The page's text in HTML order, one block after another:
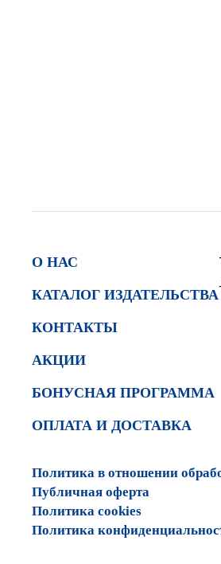
О НАС
КАТАЛОГ ИЗДАТЕЛЬСТВА
КОНТАКТЫ
АКЦИИ
БОНУСНАЯ ПРОГРАММА
ОПЛАТА И ДОСТАВКА
Политика в отношении
Публичная оферта
Политика cookies
Политика